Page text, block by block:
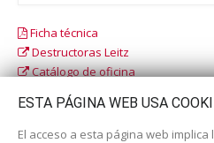
Ficha técnica
Destructoras Leitz
Catálogo de oficina
Catálogo escolar
ESTA PÁGINA WEB USA
El acceso a esta página web